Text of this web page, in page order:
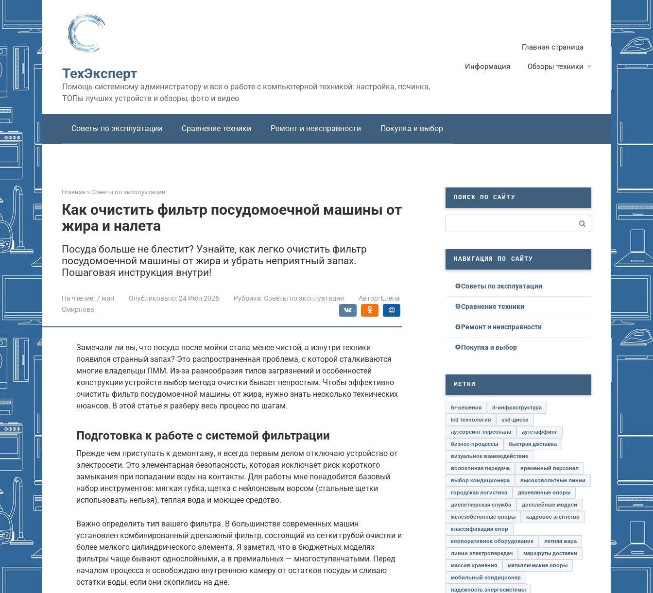
контенту
ТехЭксперт
Помощь системному администратору и все о работе с компьютерной техникой: настройка, починка,
ТОПы лучших устройств и обзоры, фото и видео
Главная страница
Информация Обзоры техники
Советы по эксплуатации Сравнение техники Ремонт и неисправности Покупка и выбор
Главная » Советы по эксплуатации
Как очистить фильтр посудомоечной машины от
жира и налета
Посуда больше не блестит? Узнайте, как легко очистить фильтр
посудомоечной машины от жира и убрать неприятный запах.
Пошаговая инструкция внутри!
На чтение:7 мин Опубликовано:24 Июн 2026 Рубрика: Советы по эксплуатации Автор: Елена
Смирнова
Замечали ли вы, что посуда после мойки стала менее чистой, а изнутри техники
появился странный запах? Это распространенная проблема, с которой сталкиваются
многие владельцы ПММ. Из-за разнообразия типов загрязнений и особенностей
конструкции устройств выбор метода очистки бывает непростым. Чтобы эффективно
очистить фильтр посудомоечной машины от жира, нужно знать несколько технических
нюансов. В этой статье я разберу весь процесс по шагам.
Подготовка к работе с системой фильтрации
Прежде чем приступать к демонтажу, я всегда первым делом отключаю устройство от
электросети. Это элементарная безопасность, которая исключает риск короткого
замыкания при попадании воды на контакты. Для работы мне понадобится базовый
набор инструментов: мягкая губка, щетка с нейлоновым ворсом (стальные щетки
использовать нельзя), теплая вода и моющее средство.
Важно определить тип вашего фильтра. В большинстве современных машин
установлен комбинированный дренажный фильтр, состоящий из сетки грубой очистки и
более мелкого цилиндрического элемента. Я заметил, что в бюджетных моделях
фильтры чаще бывают однослойными, а в премиальных — многоступенчатыми. Перед
началом процесса я освобождаю внутреннюю камеру от остатков посуды и сливаю
остатки воды, если они скопились на дне.
ПОИСК ПО САЙТУ
НАВИГАЦИЯ ПО САЙТУ
Советы по эксплуатации
Сравнение техники
Ремонт и неисправности
Покупка и выбор
МЕТКИ
hr-решения it-инфраструктура
lcd технология ssd-диски
аутсорсинг персонала аутстаффинг
бизнес-процессы быстрая доставка
визуальное взаимодействие
волоконная передача временный персонал
выбор кондиционера высоковольтные линии
городская логистика деревянные опоры
диспетчерская служба дисплейные модули
железобетонные опоры кадровое агентство
классификация опор
корпоративное оборудование летняя жара
линии электропередач маршруты доставки
массив хранения металлические опоры
мобильный кондиционер
надёжность энергосистемы